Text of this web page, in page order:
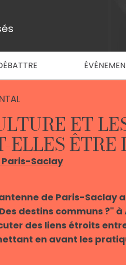
ET
ELLES ÊTRE
Saclay
de Paris-
destins communs ?"
des liens étroits
en avant les